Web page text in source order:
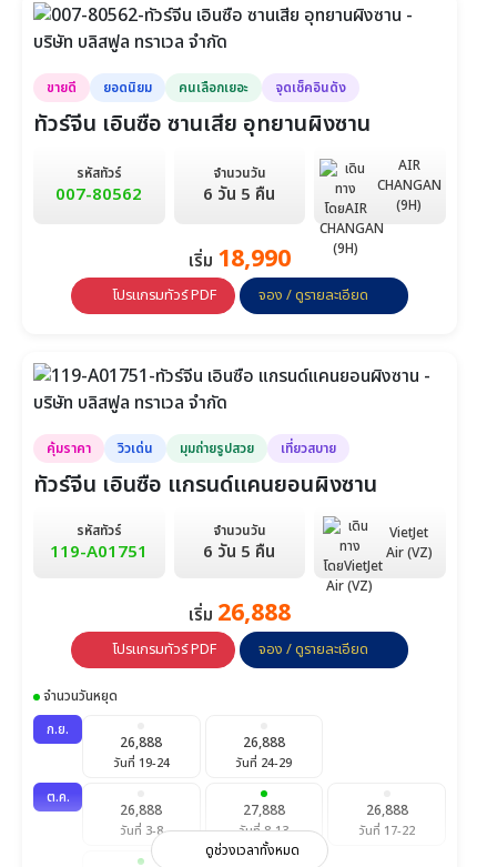
ขายดี ยอดนิยม คนเลือกเยอะ จุดเช็คอินดัง
ทัวร์จีน เอินซือ ซานเสีย อุทยานผิงซาน
รหัสทัวร์
007-80562
จำนวนวัน
6 วัน 5 คืน
AIR
CHANGAN
(9H)
เริ่ม 18,990
โปรแกรมทัวร์ PDF จอง / ดูรายละเอียด
คุ้มราคา วิวเด่น มุมถ่ายรูปสวย เที่ยวสบาย
ทัวร์จีน เอินซือ แกรนด์แคนยอนผิงซาน
รหัสทัวร์
119-A01751
จำนวนวัน
6 วัน 5 คืน
VietJet
Air (VZ)
เริ่ม 26,888
โปรแกรมทัวร์ PDF จอง / ดูรายละเอียด
จำนวนวันหยุด
ก.ย.
26,888
วันที่ 19-24
26,888
วันที่ 24-29
ต.ค.
26,888
วันที่ 3-8
27,888
วันที่ 8-13
26,888
วันที่ 17-22
ดูช่วงเวลาทั้งหมด